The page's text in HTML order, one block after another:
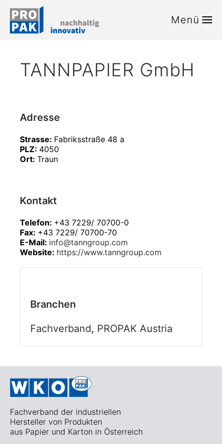
Zum Hauptinhalt springen Menü
TANNPAPIER GmbH
Adresse
Strasse: Fabriksstraße 48 a
PLZ: 4050
Ort: Traun
Kontakt
Telefon: +43 7229/ 70700-0
Fax: +43 7229/ 70700-70
E-Mail: info@tanngroup.com
Website: https://www.tanngroup.com
Branchen
Fachverband, PROPAK Austria
Fachverband der industriellen
Hersteller von Produkten
aus Papier und Karton in Österreich